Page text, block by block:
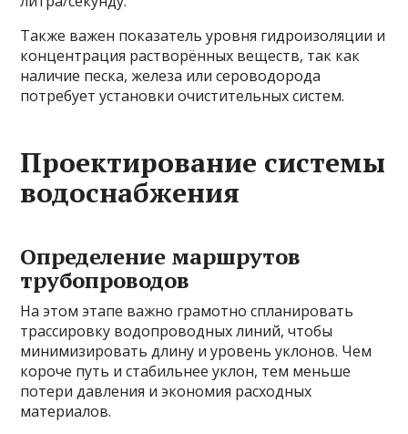
Также важен показатель уровня гидроизоляции и
концентрация растворённых веществ, так как
наличие песка, железа или сероводорода
потребует установки очистительных систем.
Проектирование системы
водоснабжения
Определение маршрутов
трубопроводов
На этом этапе важно грамотно спланировать
трассировку водопроводных линий, чтобы
минимизировать длину и уровень уклонов. Чем
короче путь и стабильнее уклон, тем меньше
потери давления и экономия расходных
материалов.